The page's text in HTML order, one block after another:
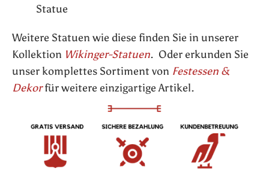
Statue
Weitere Statuen wie diese finden Sie in unserer
Kollektion Wikinger-Statuen. Oder erkunden Sie
unser komplettes Sortiment von Festessen &
Dekorfür weitere einzigartige Artikel.